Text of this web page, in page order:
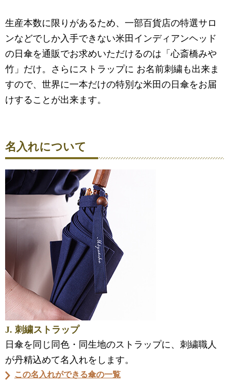
生産本数に限りがあるため、一部百貨店の特選サロ
ンなどでしか入手できない米田インディアンヘッド
の日傘を通販でお求めいただけるのは「心斎橋みや
竹」だけ。さらにストラップに お名前刺繍も出来ま
すので、世界に一本だけの特別な米田の日傘をお届
けすることが出来ます。
名入れについて
J. 刺繍ストラップ
日傘を同じ同色・同生地のストラップに、刺繍職人
が丹精込めて名入れをします。
この名入れができる傘の一覧